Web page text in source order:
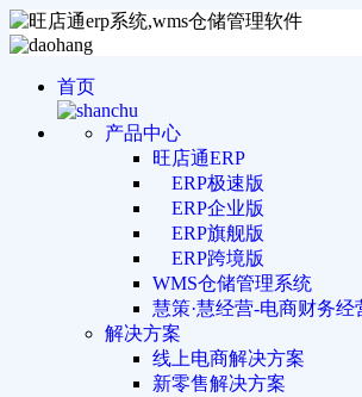
首页
产品中心
旺店通ERP
ERP极速版
ERP企业版
ERP旗舰版
ERP跨境版
WMS仓储管理系统
慧策·慧经营-电商财务经
解决方案
线上电商解决方案
新零售解决方案